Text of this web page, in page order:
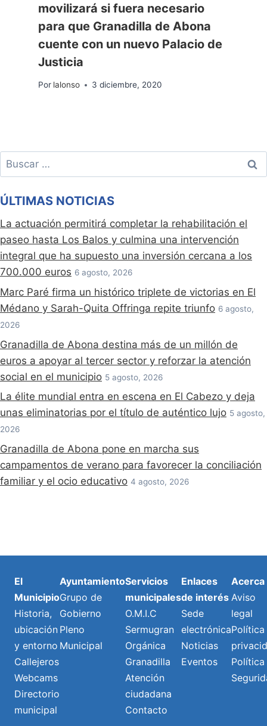
movilizará si fuera necesario
para que Granadilla de Abona
cuente con un nuevo Palacio de
Justicia
Por lalonso 3 diciembre, 2020
Buscar:
ÚLTIMAS NOTICIAS
La actuación permitirá completar la rehabilitación el
paseo hasta Los Balos y culmina una intervención
integral que ha supuesto una inversión cercana a los
700.000 euros 6 agosto, 2026
Marc Paré firma un histórico triplete de victorias en El
Médano y Sarah-Quita Offringa repite triunfo 6 agosto,
2026
Granadilla de Abona destina más de un millón de
euros a apoyar al tercer sector y reforzar la atención
social en el municipio 5 agosto, 2026
La élite mundial entra en escena en El Cabezo y deja
unas eliminatorias por el título de auténtico lujo 5 agosto,
2026
Granadilla de Abona pone en marcha sus
campamentos de verano para favorecer la conciliación
familiar y el ocio educativo 4 agosto, 2026
El
Municipio
Historia,
ubicación
y entorno
Callejeros
Webcams
Directorio
municipal
Ayuntamiento
Grupo de
Gobierno
Pleno
Municipal
Servicios
municipales
O.M.I.C
Sermugran
Orgánica
Granadilla
Atención
ciudadana
Contacto
Enlaces
de interés
Sede
electrónica
Noticias
Eventos
Acerca
Aviso
legal
Política
Política